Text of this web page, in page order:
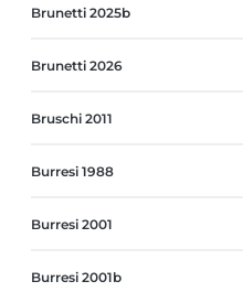
Brunetti 2025b
Brunetti 2026
Bruschi 2011
Burresi 1988
Burresi 2001
Burresi 2001b